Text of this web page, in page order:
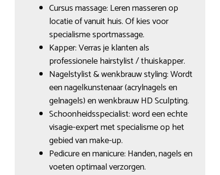
Cursus massage: Leren masseren op
locatie of vanuit huis. Of kies voor
specialisme sportmassage.
Kapper: Verras je klanten als
professionele hairstylist / thuiskapper.
Nagelstylist & wenkbrauw styling: Wordt
een nagelkunstenaar (acrylnagels en
gelnagels) en wenkbrauw HD Sculpting.
Schoonheidsspecialist: word een echte
visagie-expert met specialisme op het
gebied van make-up.
Pedicure en manicure: Handen, nagels en
voeten optimaal verzorgen.